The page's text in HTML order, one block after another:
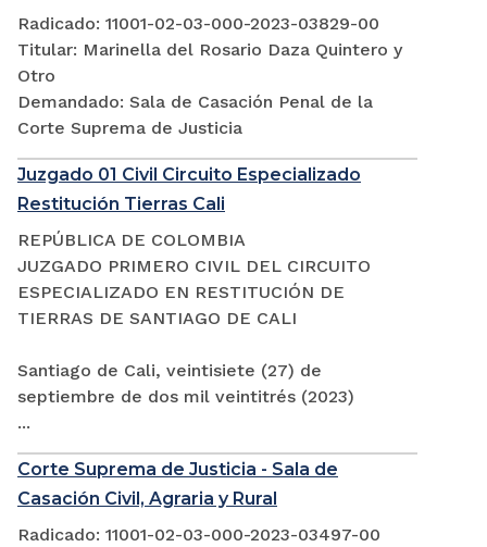
Radicado: 11001-02-03-000-2023-03829-00
Titular: Marinella del Rosario Daza Quintero y
Otro
Demandado: Sala de Casación Penal de la
Corte Suprema de Justicia
Juzgado 01 Civil Circuito Especializado
Restitución Tierras Cali
REPÚBLICA DE COLOMBIA
JUZGADO PRIMERO CIVIL DEL CIRCUITO
ESPECIALIZADO EN RESTITUCIÓN DE
TIERRAS DE SANTIAGO DE CALI
Santiago de Cali, veintisiete (27) de
septiembre de dos mil veintitrés (2023)
...
Corte Suprema de Justicia - Sala de
Casación Civil, Agraria y Rural
Radicado: 11001-02-03-000-2023-03497-00